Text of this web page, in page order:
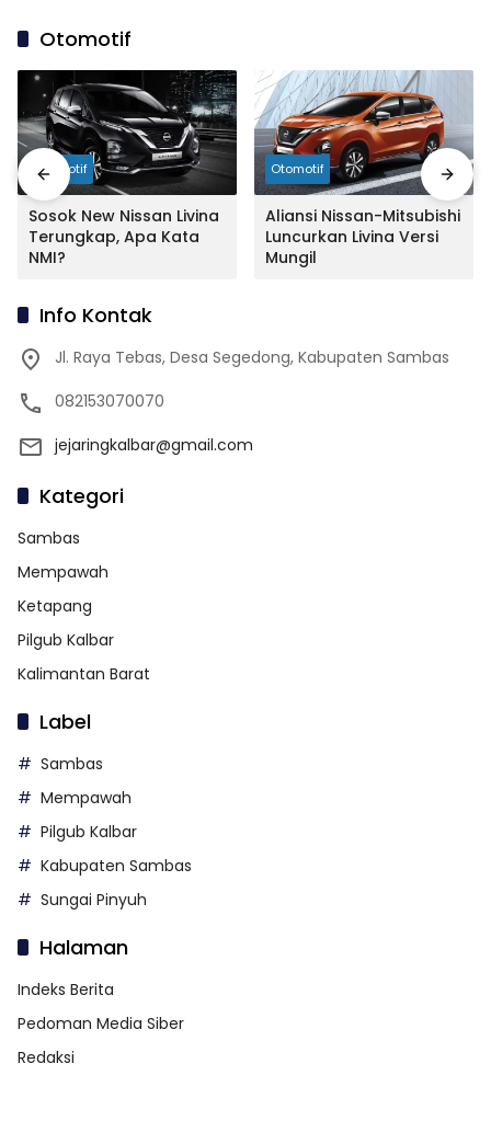
Otomotif
Otomotif
Sosok New Nissan Livina
Terungkap, Apa Kata
NMI?
Otomotif
Aliansi Nissan-Mitsubishi
Luncurkan Livina Versi
Mungil
Info Kontak
Jl. Raya Tebas, Desa Segedong, Kabupaten Sambas
082153070070
jejaringkalbar@gmail.com
Kategori
Sambas
Mempawah
Ketapang
Pilgub Kalbar
Kalimantan Barat
Label
Sambas
Mempawah
Pilgub Kalbar
Kabupaten Sambas
Sungai Pinyuh
Halaman
Indeks Berita
Pedoman Media Siber
Redaksi